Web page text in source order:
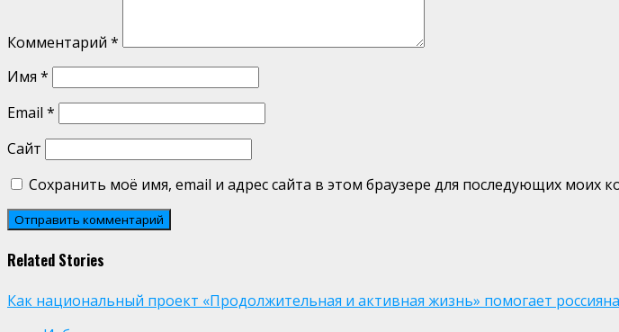
Комментарий *
Имя *
Email *
Сайт
Сохранить моё имя, email и адрес сайта в этом браузере для последующих моих
Related Stories
Как национальный проект «Продолжительная и активная жизнь» помогает